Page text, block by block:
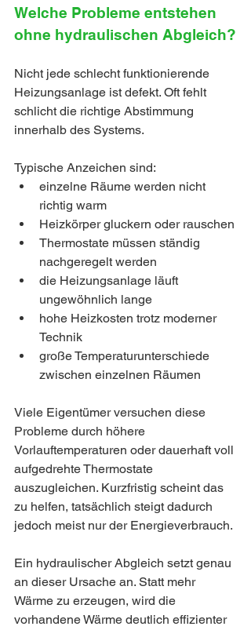
Welche Probleme entstehen
ohne hydraulischen Abgleich?
Nicht jede schlecht funktionierende
Heizungsanlage ist defekt. Oft fehlt
schlicht die richtige Abstimmung
innerhalb des Systems.
Typische Anzeichen sind:
einzelne Räume werden nicht
richtig warm
Heizkörper gluckern oder rauschen
Thermostate müssen ständig
nachgeregelt werden
die Heizungsanlage läuft
ungewöhnlich lange
hohe Heizkosten trotz moderner
Technik
große Temperaturunterschiede
zwischen einzelnen Räumen
Viele Eigentümer versuchen diese
Probleme durch höhere
Vorlauftemperaturen oder dauerhaft voll
aufgedrehte Thermostate
auszugleichen. Kurzfristig scheint das
zu helfen, tatsächlich steigt dadurch
jedoch meist nur der Energieverbrauch.
Ein hydraulischer Abgleich setzt genau
an dieser Ursache an. Statt mehr
Wärme zu erzeugen, wird die
vorhandene Wärme deutlich effizienter